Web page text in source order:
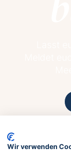
Wir verwenden